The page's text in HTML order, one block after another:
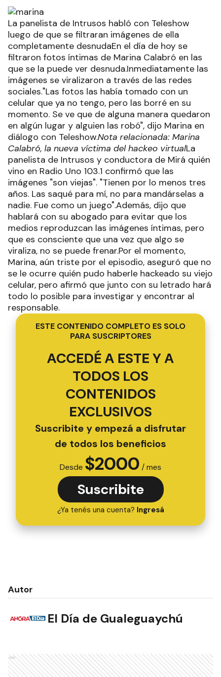
La panelista de Intrusos habló con Teleshow
luego de que se filtraran imágenes de ella
completamente desnudaEn el día de hoy se
filtraron fotos íntimas de Marina Calabró en las
que se la puede ver desnuda.Inmediatamente las
imágenes se viralizaron a través de las redes
sociales."Las fotos las había tomado con un
celular que ya no tengo, pero las borré en su
momento. Se ve que de alguna manera quedaron
en algún lugar y alguien las robó", dijo Marina en
diálogo con Teleshow.Nota relacionada: Marina
Calabró, la nueva víctima del hackeo virtualLa
panelista de Intrusos y conductora de Mirá quién
vino en Radio Uno 103.1 confirmó que las
imágenes "son viejas". "Tienen por lo menos tres
años. Las saqué para mí, no para mandárselas a
nadie. Fue como un juego".Además, dijo que
hablará con su abogado para evitar que los
medios reproduzcan las imágenes íntimas, pero
que es consciente que una vez que algo se
viraliza, no se puede frenar.Por el momento,
Marina, aún triste por el episodio, aseguró que no
se le ocurre quién pudo haberle hackeado su viejo
celular, pero afirmó que junto con su letrado hará
todo lo posible para investigar y encontrar al
responsable.
ESTE CONTENIDO COMPLETO ES SOLO
PARA SUSCRIPTORES
ACCEDÉ A ESTE Y A
TODOS LOS
CONTENIDOS
EXCLUSIVOS
Suscribite y empezá a disfrutar
de todos los beneficios
Desde $2000 / mes
Suscribite
¿Ya tenés una cuenta? Ingresá
Autor
El Día de Gualeguaychú
Ads